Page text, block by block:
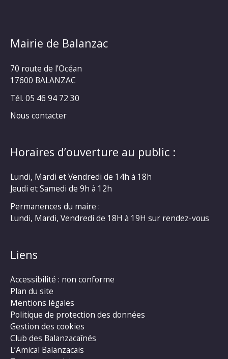
Mairie de Balanzac
70 route de l’Océan
17600 BALANZAC
Tél. 05 46 94 72 30
Nous contacter
Horaires d’ouverture au public :
Lundi, Mardi et Vendredi de 14h à 18h
Jeudi et Samedi de 9h à 12h
Permanences du maire :
Lundi, Mardi, Vendredi de 18H à 19H sur rendez-vous
Liens
Accessibilité : non conforme
Plan du site
Mentions légales
Politique de protection des données
Gestion des cookies
Club des Balanzacaînés
L’Amical Balanzacais